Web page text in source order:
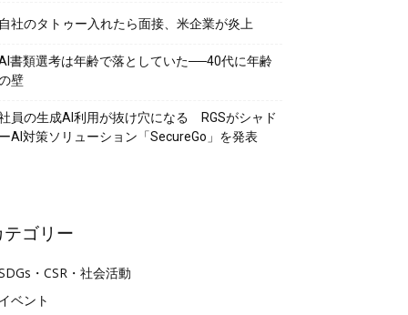
社のタトゥー入れたら面接、米企業が炎上
書類選考は年齢で落としていた──40代に年齢
壁
員の生成AI利用が抜け穴になる RGSがシャド
AI対策ソリューション「SecureGo」を発表
テゴリー
・CSR・社会活動
ベント